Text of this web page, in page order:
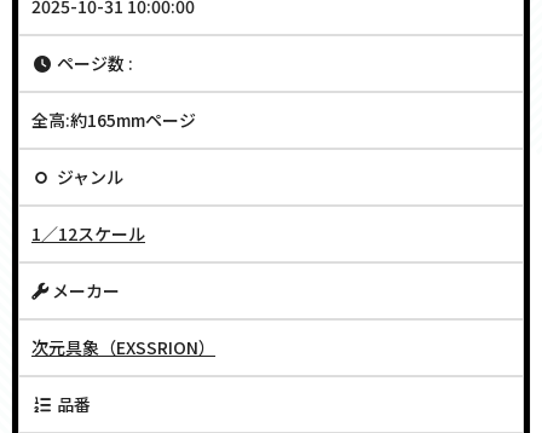
2025-10-31 10:00:00
ページ数 :
全高:約165mmページ
ジャンル
1／12スケール
メーカー
次元具象（EXSSRION）
品番